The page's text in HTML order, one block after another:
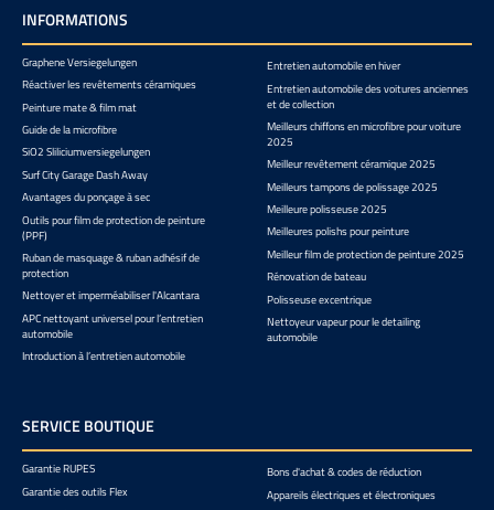
INFORMATIONS
Graphene Versiegelungen
Réactiver les revêtements céramiques
Peinture mate & film mat
Guide de la microfibre
SiO2 Sliliciumversiegelungen
Surf City Garage Dash Away
Avantages du ponçage à sec
Outils pour film de protection de peinture
(PPF)
Ruban de masquage & ruban adhésif de
protection
Nettoyer et imperméabiliser l'Alcantara
APC nettoyant universel pour l’entretien
automobile
Introduction à l’entretien automobile
Entretien automobile en hiver
Entretien automobile des voitures anciennes
et de collection
Meilleurs chiffons en microfibre pour voiture
2025
Meilleur revêtement céramique 2025
Meilleurs tampons de polissage 2025
Meilleure polisseuse 2025
Meilleures polishs pour peinture
Meilleur film de protection de peinture 2025
Rénovation de bateau
Polisseuse excentrique
Nettoyeur vapeur pour le detailing
automobile
SERVICE BOUTIQUE
Garantie RUPES
Garantie des outils Flex
Bons d'achat & codes de réduction
Appareils électriques et électroniques